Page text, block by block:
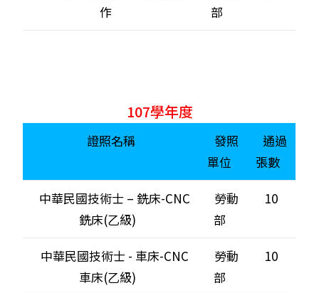
作
部
107學年度
證照名稱
發照
單位
通過
張數
中華民國技術士 – 銑床-CNC
銑床(乙級)
勞動
部
10
中華民國技術士 - 車床-CNC
車床(乙級)
勞動
部
10